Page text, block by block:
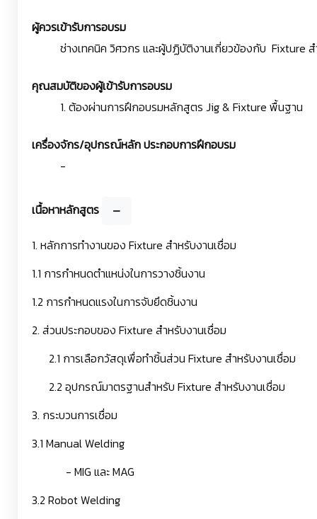
ผู้ควรเข้ารับการอบรม
ช่างเทคนิค วิศวกร และผู้ปฏิบัติงานเกี่ยวข้องกับ Fixture ส
คุณสมบัติของผู้เข้ารับการอบรม
1. ต้องผ่านการฝึกอบรมหลักสูตร Jig & Fixture พื้นฐาน
เครื่องจักร/อุปกรณ์หลัก ประกอบการฝึกอบรม
-
เนื้อหาหลักสูตร
1. หลักการทำงานของ Fixture สำหรับงานเชื่อม
1.1 การกำหนดตำแหน่งในการวางชิ้นงาน
1.2 การกำหนดแรงในการจับยึดชิ้นงาน
2. ส่วนประกอบของ Fixture สำหรับงานเชื่อม
2.1 การเลือกวัสดุเพื่อทำชิ้นส่วน Fixture สำหรับงานเชื่อม
2.2 อุปกรณ์มาตรฐานสำหรับ Fixture สำหรับงานเชื่อม
3. กระบวนการเชื่อม
3.1 Manual Welding
- MIG และ MAG
3.2 Robot Welding